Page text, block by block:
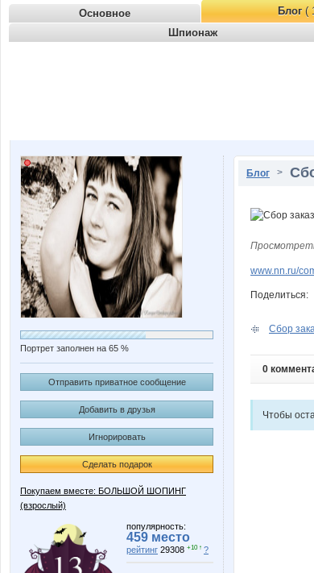
Основное Блог(
Шпионаж
Портрет заполнен на 65 %
Отправить приватное сообщение
Добавить в друзья
Игнорировать
Сделать подарок
Покупаем вместе: БОЛЬШОЙ ШОПИНГ
(взрослый)
популярность:
459 место
рейтинг 29308 +10 ↑ ?
Блог >
www.nn.ru/
Поделиться:
Сбор
0
Чтобы